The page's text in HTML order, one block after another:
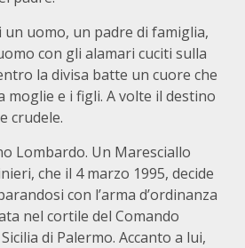
un uomo, un padre di famiglia,
con gli alamari cuciti sulla
la divisa batte un cuore che
moglie e i figli. A volte il destino
crudele.
Lombardo. Un Maresciallo
che il 4 marzo 1995, decide
con l’arma d’ordinanza
nel cortile del Comando
di Palermo. Accanto a lui,